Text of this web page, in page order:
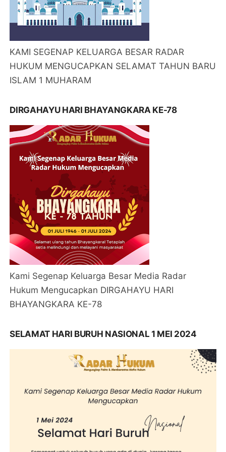
KAMI SEGENAP KELUARGA BESAR RADAR
HUKUM MENGUCAPKAN SELAMAT TAHUN BARU
ISLAM 1 MUHARAM
DIRGAHAYU HARI BHAYANGKARA KE-78
Kami Segenap Keluarga Besar Media Radar
Hukum Mengucapkan DIRGAHAYU HARI
BHAYANGKARA KE-78
SELAMAT HARI BURUH NASIONAL 1 MEI 2024